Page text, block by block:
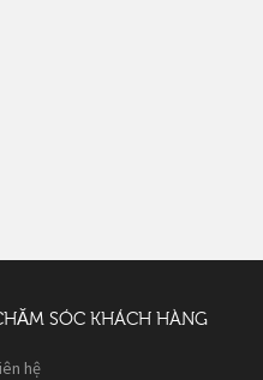
SÓC KHÁCH HÀNG
hệ